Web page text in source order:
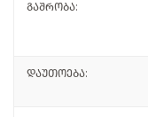
გაშრობა:
დაუთოება: